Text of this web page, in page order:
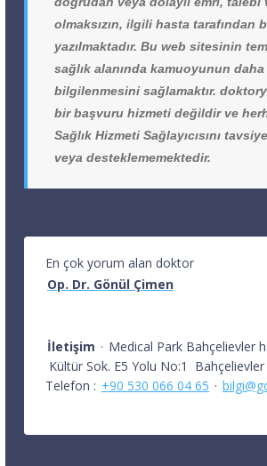
olmaksızın, ilgili hasta tarafından
yazılmaktadır. Bu web sitesinin
sağlık alanında kamuoyunun
bilgilenmesini sağlamaktır.
bir başvuru hizmeti değildir ve
Sağlık Hizmeti Sağlayıcısını
veya desteklememektedir.
En çok yorum alan doktor
Op. Dr. Gönül Çimen
İletişim · Medical Park Bahçelievler
Kültür Sok. E5 Yolu No:1
Bahçelievler
Telefon : +90 530 066 04 65 ·